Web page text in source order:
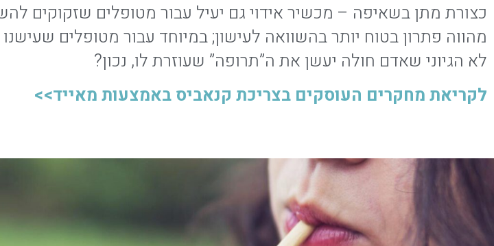
כצורת מתן בשאיפה – מכשיר אידוי גם יעיל עבור מטופלים
מהווה פתרון בטוח יותר בהשוואה לעישון; במיוחד עבור מטופלים
לא הגיוני שאדם חולה יעשן את ה”תרופה” שעוזרת לו, נכון?
לקריאת מחקרים העוסקים בצריכת קנאביס באמצעות מאייד>>